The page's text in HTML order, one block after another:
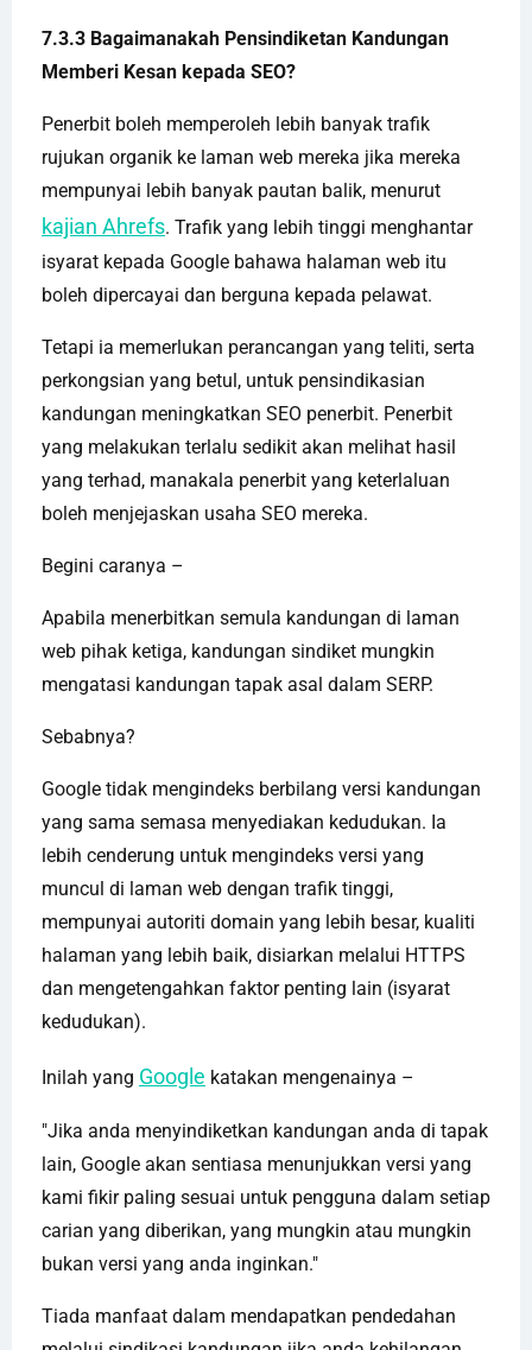
7.3.3 Bagaimanakah Pensindiketan Kandungan
Memberi Kesan kepada SEO?
Penerbit boleh memperoleh lebih banyak trafik
rujukan organik ke laman web mereka jika mereka
mempunyai lebih banyak pautan balik, menurut
kajian Ahrefs. Trafik yang lebih tinggi menghantar
isyarat kepada Google bahawa halaman web itu
boleh dipercayai dan berguna kepada pelawat.
Tetapi ia memerlukan perancangan yang teliti, serta
perkongsian yang betul, untuk pensindikasian
kandungan meningkatkan SEO penerbit. Penerbit
yang melakukan terlalu sedikit akan melihat hasil
yang terhad, manakala penerbit yang keterlaluan
boleh menjejaskan usaha SEO mereka.
Begini caranya –
Apabila menerbitkan semula kandungan di laman
web pihak ketiga, kandungan sindiket mungkin
mengatasi kandungan tapak asal dalam SERP.
Sebabnya?
Google tidak mengindeks berbilang versi kandungan
yang sama semasa menyediakan kedudukan. Ia
lebih cenderung untuk mengindeks versi yang
muncul di laman web dengan trafik tinggi,
mempunyai autoriti domain yang lebih besar, kualiti
halaman yang lebih baik, disiarkan melalui HTTPS
dan mengetengahkan faktor penting lain (isyarat
kedudukan).
Inilah yang Google katakan mengenainya –
"Jika anda menyindiketkan kandungan anda di tapak
lain, Google akan sentiasa menunjukkan versi yang
kami fikir paling sesuai untuk pengguna dalam setiap
carian yang diberikan, yang mungkin atau mungkin
bukan versi yang anda inginkan."
Tiada manfaat dalam mendapatkan pendedahan